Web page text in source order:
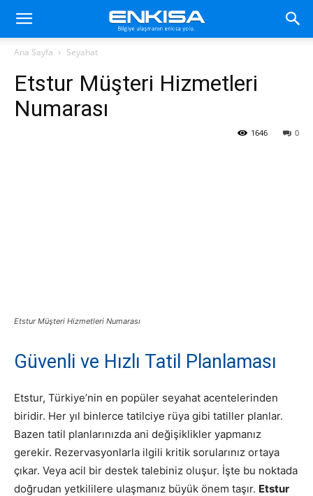
Ana Sayfa Seyahat
Etstur Müşteri Hizmetleri
Numarası
0
1646
Etstur Müşteri Hizmetleri Numarası
Güvenli ve Hızlı Tatil Planlaması
Etstur, Türkiye’nin en popüler seyahat acentelerinden
biridir. Her yıl binlerce tatilciye rüya gibi tatiller planlar.
Bazen tatil planlarınızda ani değişiklikler yapmanız
gerekir. Rezervasyonlarla ilgili kritik sorularınız ortaya
çıkar. Veya acil bir destek talebiniz oluşur. İşte bu noktada
doğrudan yetkililere ulaşmanız büyük önem taşır. Etstur